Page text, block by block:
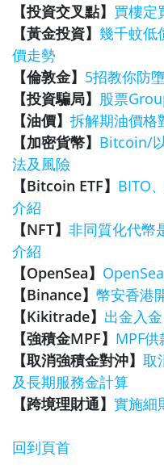
【投資交叉點】 買樓定
【黃金投資】 幾千蚊
價走勢
【倫敦金】 5招教你防
【投資騙局】 股票
【油價】 拆解期油價格
【加密貨幣】 Bitcoin/
法及風險
【Bitcoin ETF】 BITO
介紹
【NFT】 非同質化代幣
介紹
【OpenSea】
【Binance】 幣安香港
【Kikitrade】 出金入
【強積金MPF】 MPF
【取消強積金對沖】 取
及長期服務金計算
【跨境理財通】 實施細
回到頁首